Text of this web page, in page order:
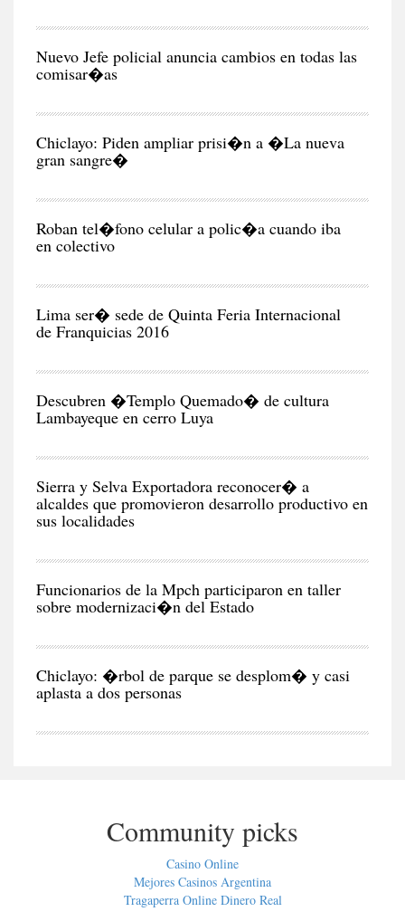
Nuevo Jefe policial anuncia cambios en todas las
comisar�as
Chiclayo: Piden ampliar prisi�n a �La nueva
gran sangre�
Roban tel�fono celular a polic�a cuando iba
en colectivo
Lima ser� sede de Quinta Feria Internacional
de Franquicias 2016
Descubren �Templo Quemado� de cultura
Lambayeque en cerro Luya
Sierra y Selva Exportadora reconocer� a
alcaldes que promovieron desarrollo productivo en
sus localidades
Funcionarios de la Mpch participaron en taller
sobre modernizaci�n del Estado
Chiclayo: �rbol de parque se desplom� y casi
aplasta a dos personas
Community picks
Casino Online
Mejores Casinos Argentina
Tragaperra Online Dinero Real